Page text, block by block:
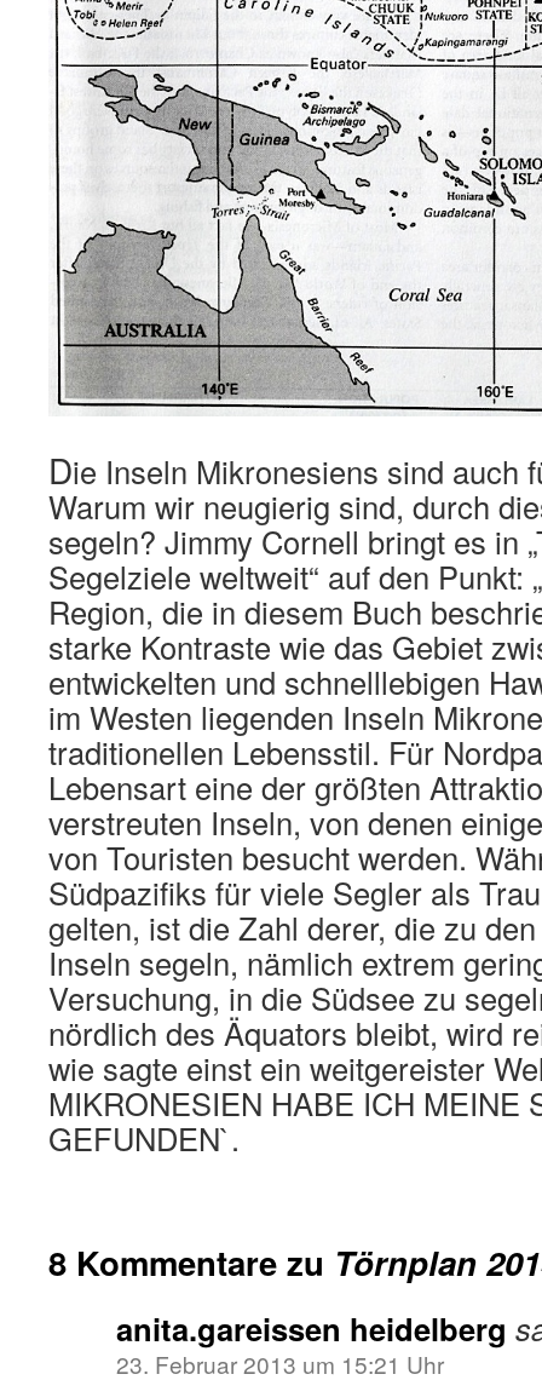
Die Inseln Mikronesiens sind auch
Warum wir neugierig sind, durch
segeln? Jimmy Cornell bringt es in
Segelziele weltweit“ auf den Punkt:
Region, die in diesem Buch
starke Kontraste wie das Gebiet
entwickelten und schnelllebigen
im Westen liegenden Inseln
traditionellen Lebensstil. Für
Lebensart eine der größten
verstreuten Inseln, von denen
von Touristen besucht werden.
Südpazifiks für viele Segler als
gelten, ist die Zahl derer, die zu
Inseln segeln, nämlich extrem
Versuchung, in die Südsee zu
nördlich des Äquators bleibt, wird
wie sagte einst ein weitgereister
MIKRONESIEN HABE ICH MEINE
GEFUNDEN`.
8 Kommentare zu Törnplan
anita.gareissen heidelberg
23. Februar 2013 um 15:21 Uhr